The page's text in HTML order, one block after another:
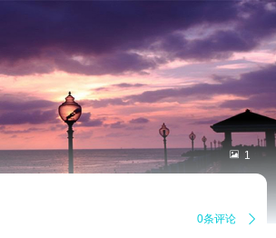
 1
0条评论 